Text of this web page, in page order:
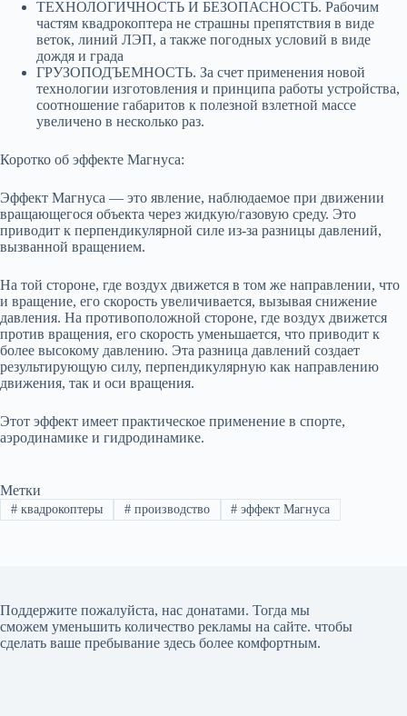
ТЕХНОЛОГИЧНОСТЬ И БЕЗОПАСНОСТЬ. Рабочим
частям квадрокоптера не страшны препятствия в виде
веток, линий ЛЭП, а также погодных условий в виде
дождя и града
ГРУЗОПОДЪЕМНОСТЬ. За счет применения новой
технологии изготовления и принципа работы устройства,
соотношение габаритов к полезной взлетной массе
увеличено в несколько раз.
Коротко об эффекте Магнуса:
Эффект Магнуса — это явление, наблюдаемое при движении
вращающегося объекта через жидкую/газовую среду. Это
приводит к перпендикулярной силе из-за разницы давлений,
вызванной вращением.
На той стороне, где воздух движется в том же направлении, что
и вращение, его скорость увеличивается, вызывая снижение
давления. На противоположной стороне, где воздух движется
против вращения, его скорость уменьшается, что приводит к
более высокому давлению. Эта разница давлений создает
результирующую силу, перпендикулярную как направлению
движения, так и оси вращения.
Этот эффект имеет практическое применение в спорте,
аэродинамике и гидродинамике.
Метки
#квадрокоптеры #производство # эффект Магнуса
Поддержите пожалуйста, нас донатами. Тогда мы
сможем уменьшить количество рекламы на сайте. чтобы
сделать ваше пребывание здесь более комфортным.